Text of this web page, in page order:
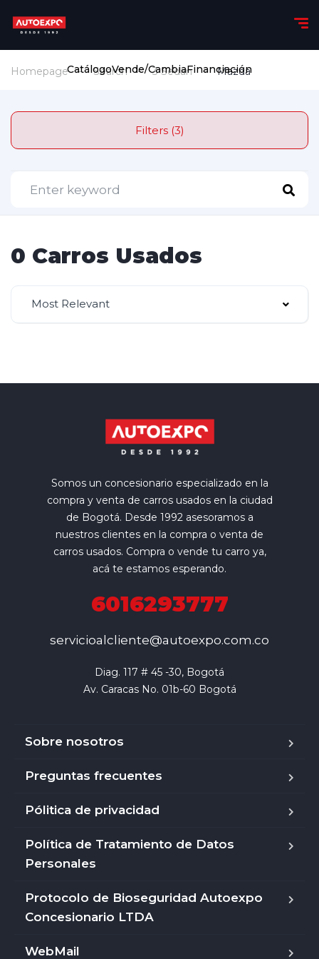
CatálogoVende/CambiaFinanciación
Homepage Search 3 Sedan Mazda
Filters (3)
0 Carros Usados
Most Relevant
Somos un concesionario especializado en la
compra y venta de carros usados en la ciudad
de Bogotá. Desde 1992 asesoramos a
nuestros clientes en la compra o venta de
carros usados. Compra o vende tu carro ya,
acá te estamos esperando.
6016293777
servicioalcliente@autoexpo.com.co
Diag. 117 # 45 -30, Bogotá
Av. Caracas No. 01b-60 Bogotá
Sobre nosotros
Preguntas frecuentes
Pólitica de privacidad
Política de Tratamiento de Datos
Personales
Protocolo de Bioseguridad Autoexpo
Concesionario LTDA
WebMail